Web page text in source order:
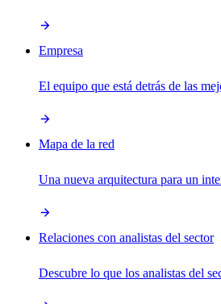
Empresa
El equipo que está detrás de las
Mapa de la red
Una nueva arquitectura para un
Relaciones con analistas del sector
Descubre lo que los analistas del